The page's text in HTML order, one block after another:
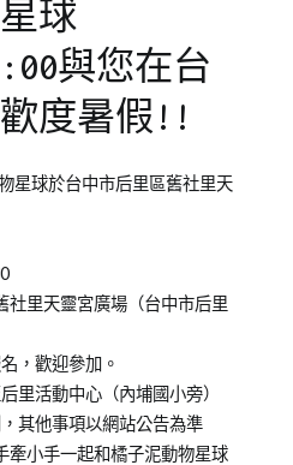
球
與您在台
度暑假!!
星球於台中市后里區舊社里天
社里天靈宮廣場（台中市后里
，歡迎參加。
里活動中心（內埔國小旁）
其他事項以網站公告為準
牽小手一起和橘子泥動物星球